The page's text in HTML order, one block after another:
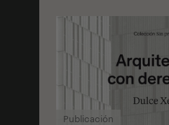
Publicación